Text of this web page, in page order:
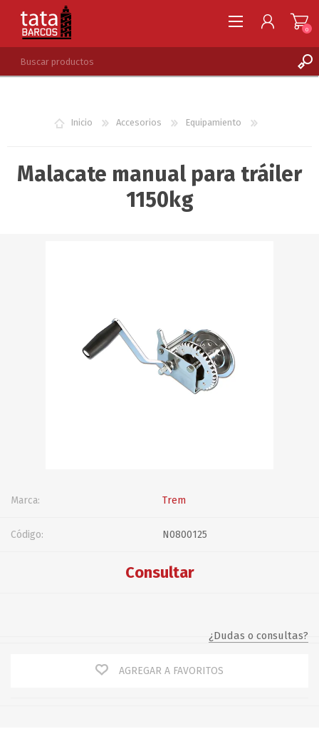
LISTA DE DESEOS
0
Inicio Accesorios Equipamiento
Malacate manual para tráiler
1150kg
Marca: Trem
Código: N0800125
Consultar
¿Dudas o consultas?
AGREGAR A FAVORITOS